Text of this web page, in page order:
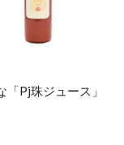
Pj珠ジュース」